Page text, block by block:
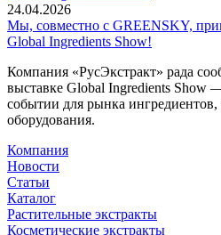
24.04.2026
Мы, совместно с GREENSKY,
Global Ingredients Show!
Компания «РусЭкстракт» рада
выставке Global Ingredients
событии для рынка ингредиентов,
оборудования.
Компания
Новости
Статьи
Каталог
Растительные экстракты
Косметические экстракты